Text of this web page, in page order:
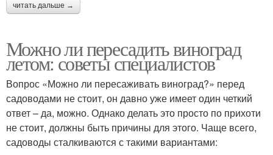
читать дальше →
Можно ли пересадить виноград
летом: советы специалистов
Вопрос «Можно ли пересаживать виноград?» перед
садоводами не стоит, он давно уже имеет один четкий
ответ – да, можно. Однако делать это просто по прихоти
не стоит, должны быть причины для этого. Чаще всего,
садоводы сталкиваются с такими вариантами: